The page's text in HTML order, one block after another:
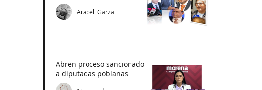
Araceli Garza
Abren proceso sancionador
a diputadas poblanas